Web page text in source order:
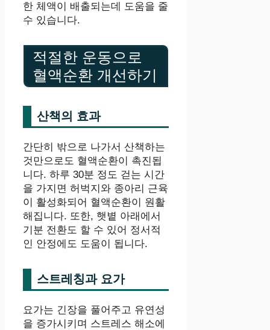
한 체액이 배출되는데 도움을 줄
수 있습니다.
적절한 운동으로
혈액순환 개선하기
산책의 효과
간단히 밖으로 나가서 산책하는
것만으로도 혈액순환이 촉진됩
니다. 하루 30분 정도 걷는 시간
을 가지면 허벅지와 종아리 근육
이 활성화되어 혈액순환이 원활
해집니다. 또한, 햇볕 아래에서
기분 전환도 할 수 있어 정서적
인 안정에도 도움이 됩니다.
스트레칭과 요가
요가는 긴장을 풀어주고 유연성
을 증가시키며 스트레스 해소에